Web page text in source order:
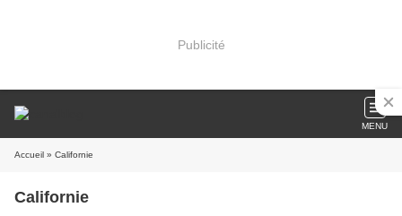
Publicité
MENU
Accueil » Californie
Californie